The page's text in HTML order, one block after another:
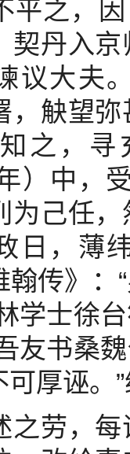
平之，
契丹入
议大夫
，觖望
之，
）中，
为己任
日，薄
翰传》：
学士徐
友书桑
厚诬。
劳，每